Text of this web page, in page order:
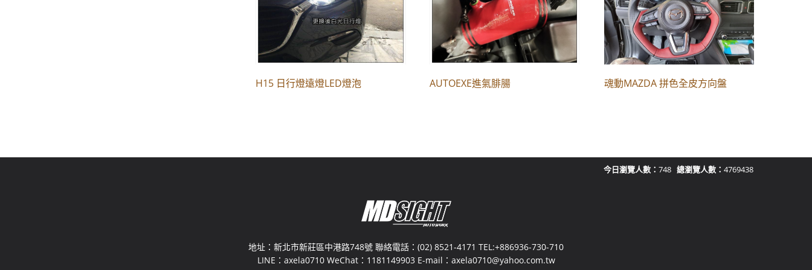
H15 日行燈遠燈LED燈泡 AUTOEXE進氣腓腸 魂動MAZDA 拼色全皮方向盤
今日瀏覽人數： 748 總瀏覽人數： 4769438
地址：新北市新莊區中港路748號 聯絡電話：(02) 8521-4171 TEL:+886936-730-710
LINE：axela0710 WeChat：1181149903 E-mail：axela0710@yahoo.com.tw